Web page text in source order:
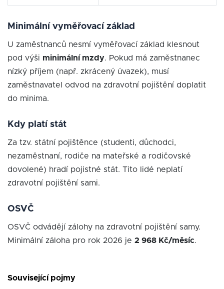
Minimální vyměřovací základ
U zaměstnanců nesmí vyměřovací základ klesnout
pod výši minimální mzdy. Pokud má zaměstnanec
nízký příjem (např. zkrácený úvazek), musí
zaměstnavatel odvod na zdravotní pojištění doplatit
do minima.
Kdy platí stát
Za tzv. státní pojištěnce (studenti, důchodci,
nezaměstnaní, rodiče na mateřské a rodičovské
dovolené) hradí pojistné stát. Tito lidé neplatí
zdravotní pojištění sami.
OSVČ
OSVČ odvádějí zálohy na zdravotní pojištění samy.
Minimální záloha pro rok 2026 je 2 968 Kč/měsíc.
Související pojmy